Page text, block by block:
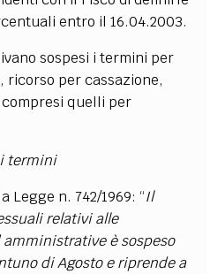
entro il 16.04.2003.
sospesi i termini per
per cassazione,
quelli per
termini
Legge n. 742/1969: “Il
relativi alle
è sospeso
di Agosto e riprende a